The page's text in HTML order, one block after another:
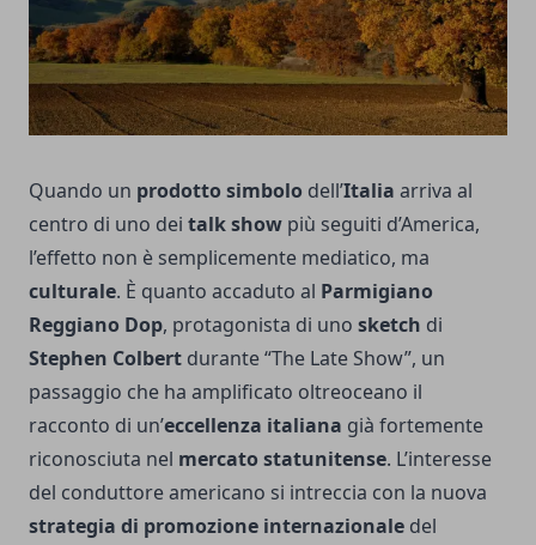
Quando un prodotto simbolo dell’Italia arriva al
centro di uno dei talk show più seguiti d’America,
l’effetto non è semplicemente mediatico, ma
culturale. È quanto accaduto al Parmigiano
Reggiano Dop, protagonista di uno sketch di
Stephen Colbert durante “The Late Show”, un
passaggio che ha amplificato oltreoceano il
racconto di un’eccellenza italiana già fortemente
riconosciuta nel mercato statunitense. L’interesse
del conduttore americano si intreccia con la nuova
strategia di promozione internazionale del